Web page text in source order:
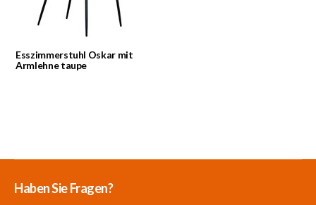
Esszimmerstuhl Oskar mit
Armlehne taupe
Mehr als 30.000
Haben Sie Fragen?